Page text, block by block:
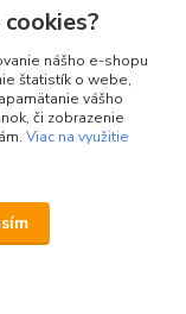
nášho e-shopu
štatistík o webe,
vášho
či zobrazenie
Viac na využitie